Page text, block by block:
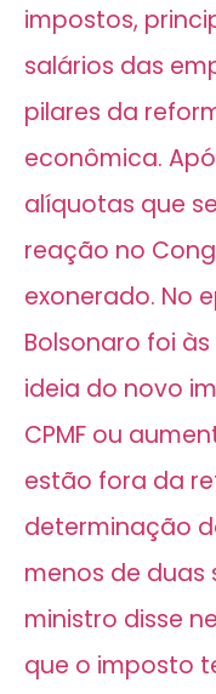
impostos,
salários das
pilares da
econômica.
alíquotas que
reação no
exonerado. No
Bolsonaro foi
ideia do novo
CPMF ou
estão fora da
determinação
menos de duas
ministro disse
que o imposto